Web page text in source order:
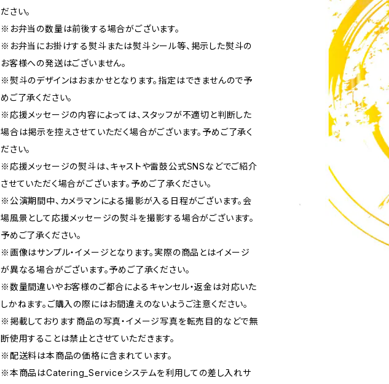
ださい。
※お弁当の数量は前後する場合がございます。
※お弁当にお掛けする熨斗または熨斗シール等、掲示した熨斗の
お客様への発送はございません。
※熨斗のデザインはおまかせとなります。指定はできませんので予
めご了承ください。
※応援メッセージの内容によっては、スタッフが不適切と判断した
場合は掲示を控えさせていただく場合がございます。予めご了承く
ださい。
※応援メッセージの熨斗は、キャストや雷鼓公式SNSなどでご紹介
させていただく場合がございます。予めご了承ください。
※公演期間中、カメラマンによる撮影が入る日程がございます。会
場風景として応援メッセージの熨斗を撮影する場合がございます。
予めご了承ください。
※画像はサンプル・イメージとなります。実際の商品とはイメージ
が異なる場合がございます。予めご了承ください。
※数量間違いやお客様のご都合によるキャンセル・返金は対応いた
しかねます。ご購入の際にはお間違えのないようご注意ください。
※掲載しております商品の写真・イメージ写真を転売目的などで無
断使用することは禁止とさせていただきます。
※配送料は本商品の価格に含まれています。
※本商品はCatering_Serviceシステムを利用しての差し入れサ